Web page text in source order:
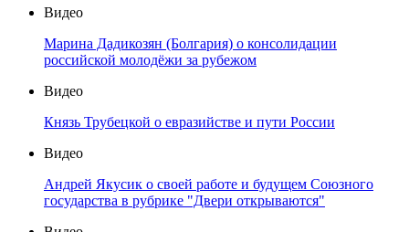
Видео
Марина Дадикозян (Болгария) о консолидации
российской молодёжи за рубежом
Видео
Князь Трубецкой о евразийстве и пути России
Видео
Андрей Якусик о своей работе и будущем Союзного
государства в рубрике "Двери открываются"